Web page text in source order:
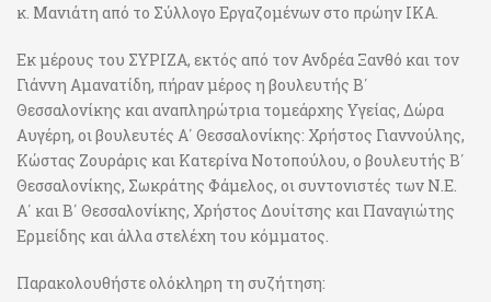
κ. Μανιάτη από το Σύλλογο Εργαζομένων στο πρώην ΙΚΑ.
Εκ μέρους του ΣΥΡΙΖΑ, εκτός από τον Ανδρέα Ξανθό και τον
Γιάννη Αμανατίδη, πήραν μέρος η βουλευτής Β΄
Θεσσαλονίκης και αναπληρώτρια τομεάρχης Υγείας, Δώρα
Αυγέρη, οι βουλευτές Α΄ Θεσσαλονίκης: Χρήστος Γιαννούλης,
Κώστας Ζουράρις και Κατερίνα Νοτοπούλου, ο βουλευτής Β΄
Θεσσαλονίκης, Σωκράτης Φάμελος, οι συντονιστές των Ν.Ε.
Α΄ και Β΄ Θεσσαλονίκης, Χρήστος Δουίτσης και Παναγιώτης
Ερμείδης και άλλα στελέχη του κόμματος.
Παρακολουθήστε ολόκληρη τη συζήτηση: